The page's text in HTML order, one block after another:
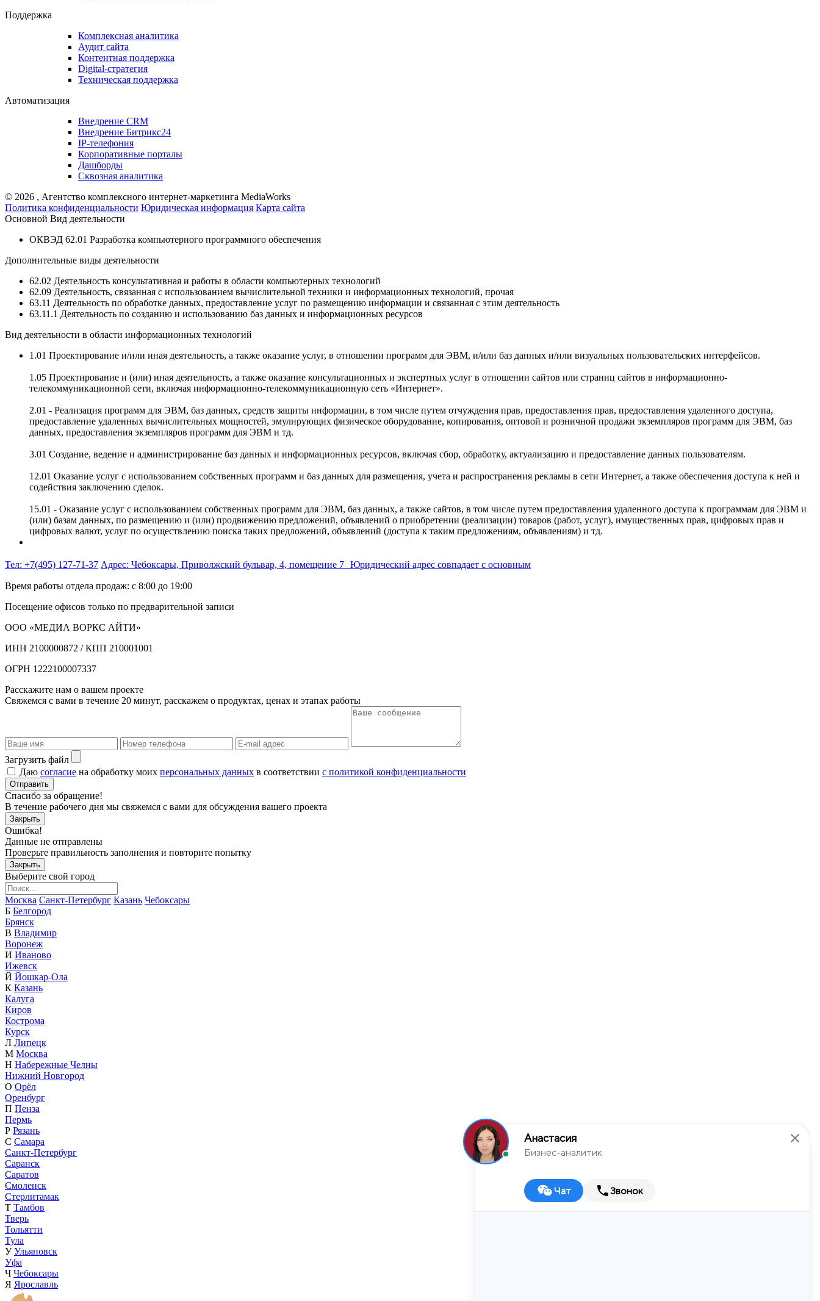
Поддержка
Комплексная аналитика
Аудит сайта
Контентная поддержка
Digital-стратегия
Техническая поддержка
Автоматизация
Внедрение CRM
Внедрение Битрикс24
IP-телефония
Корпоративные порталы
Дашборды
Сквозная аналитика
© 2026 , Агентство комплексного интернет-маркетинга MediaWorks
Политика конфиденциальности Юридическая информация Карта сайта
Основной Вид деятельности
ОКВЭД 62.01 Разработка компьютерного программного обеспечения
Дополнительные виды деятельности
62.02 Деятельность консультативная и работы в области компьютерных технологий
62.09 Деятельность, связанная с использованием вычислительной техники и информационных технологий, прочая
63.11 Деятельность по обработке данных, предоставление услуг по размещению информации и связанная с этим деятельность
63.11.1 Деятельность по созданию и использованию баз данных и информационных ресурсов
Вид деятельности в области информационных технологий
1.01 Проектирование и/или иная деятельность, а также оказание услуг, в отношении программ для ЭВМ, и/или баз данных и/или визуальных пользовательских интерфейсов.
1.05 Проектирование и (или) иная деятельность, а также оказание консультационных и экспертных услуг в отношении сайтов или страниц сайтов в информационно-
телекоммуникационной сети, включая информационно-телекоммуникационную сеть «Интернет».
2.01 - Реализация программ для ЭВМ, баз данных, средств защиты информации, в том числе путем отчуждения прав, предоставления прав, предоставления удаленного доступа,
предоставление удаленных вычислительных мощностей, эмулирующих физическое оборудование, копирования, оптовой и розничной продажи экземпляров программ для ЭВМ, баз
данных, предоставления экземпляров программ для ЭВМ и тд.
3.01 Создание, ведение и администрирование баз данных и информационных ресурсов, включая сбор, обработку, актуализацию и предоставление данных пользователям.
12.01 Оказание услуг с использованием собственных программ и баз данных для размещения, учета и распространения рекламы в сети Интернет, а также обеспечения доступа к ней и
содействия заключению сделок.
15.01 - Оказание услуг с использованием собственных программ для ЭВМ, баз данных, а также сайтов, в том числе путем предоставления удаленного доступа к программам для ЭВМ и
(или) базам данных, по размещению и (или) продвижению предложений, объявлений о приобретении (реализации) товаров (работ, услуг), имущественных прав, цифровых прав и
цифровых валют, услуг по осуществлению поиска таких предложений, объявлений (доступа к таким предложениям, объявлениям) и тд.
Тел: +7(495) 127-71-37 Адрес: Чебоксары, Приволжский бульвар, 4, помещение 7 Юридический адрес совпадает с основным
Время работы отдела продаж: с 8:00 до 19:00
Посещение офисов только по предварительной записи
ООО «МЕДИА ВОРКС АЙТИ»
ИНН 2100000872 / КПП 210001001
ОГРН 1222100007337
Расскажите нам о вашем проекте
Свяжемся с вами в течение 20 минут, расскажем о продуктах, ценах и этапах работы
Загрузить файл
Даю согласие на обработку моих персональных данных в соответствии с политикой конфиденциальности
Отправить
Спасибо за обращение!
В течение рабочего дня мы свяжемся с вами для обсуждения вашего проекта
Закрыть
Ошибка!
Данные не отправлены
Проверьте правильность заполнения и повторите попытку
Закрыть
Выберите свой город
Москва Санкт-Петербург Казань Чебоксары
Б Белгород
Брянск
В Владимир
Воронеж
И Иваново
Ижевск
Й Йошкар-Ола
К Казань
Калуга
Киров
Кострома
Курск
Л Липецк
М Москва
Н Набережные Челны
Нижний Новгород
О Орёл
Оренбург
П Пенза
Пермь
Р Рязань
С Самара
Санкт-Петербург
Саранск
Саратов
Смоленск
Стерлитамак
Т Тамбов
Тверь
Тольятти
Тула
УУльяновск
Уфа
Ч Чебоксары
Я Ярославль
Анастасия
Бизнес-аналитик
Чат Звонок